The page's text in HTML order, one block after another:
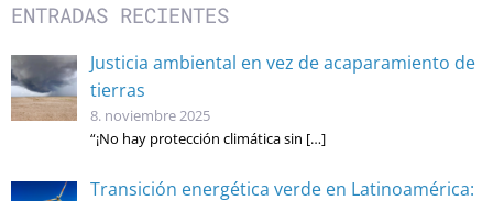
ENTRADAS RECIENTES
Justicia ambiental en vez de acaparamiento de
tierras
8. noviembre 2025
“¡No hay protección climática sin […]
Transición energética verde en Latinoamérica: